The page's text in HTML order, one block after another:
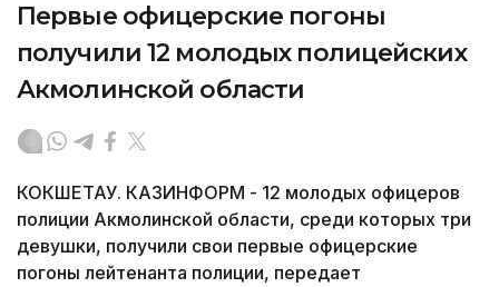
Первые офицерские погоны
получили 12 молодых полицейских
Акмолинской области
КОКШЕТАУ. КАЗИНФОРМ - 12 молодых офицеров
полиции Акмолинской области, среди которых три
девушки, получили свои первые офицерские
погоны лейтенанта полиции, передает